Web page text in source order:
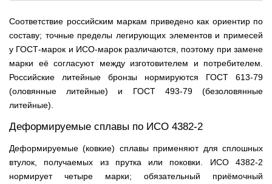
Соответствие российским маркам приведено как ориентир по
составу; точные пределы легирующих элементов и примесей
у ГОСТ-марок и ИСО-марок различаются, поэтому при замене
марки её согласуют между изготовителем и потребителем.
Российские литейные бронзы нормируются ГОСТ 613-79
(оловянные литейные) и ГОСТ 493-79 (безоловянные
литейные).
Деформируемые сплавы по ИСО 4382-2
Деформируемые (ковкие) сплавы применяют для сплошных
втулок, получаемых из прутка или поковки. ИСО 4382-2
нормирует четыре марки; обязательный приёмочный